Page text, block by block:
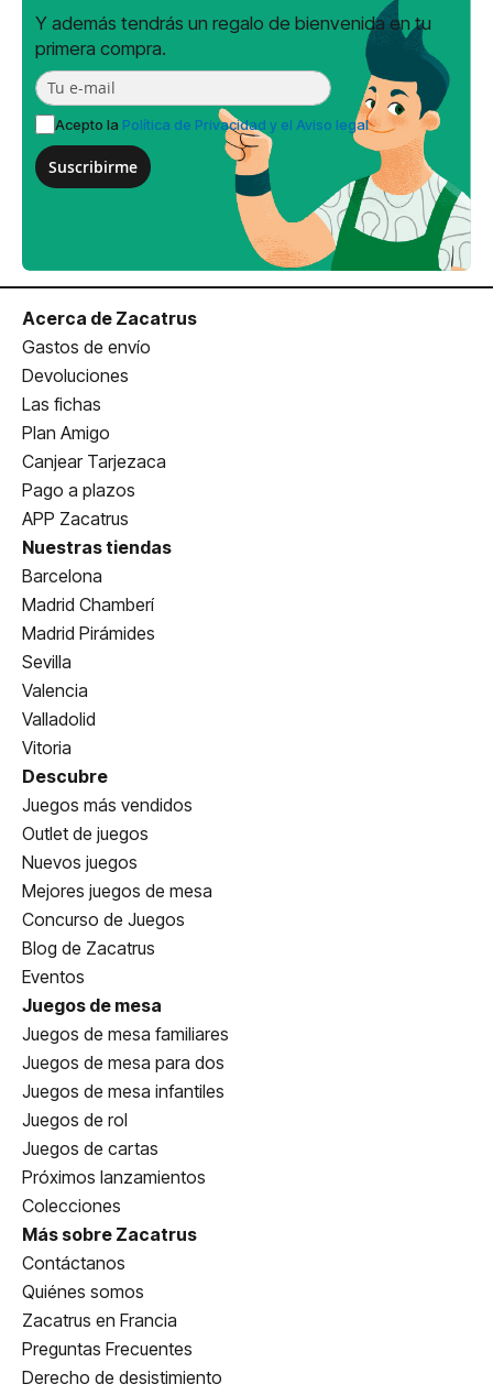
Y además tendrás un regalo de bienvenida en tu
primera compra.
Acepto la Política de Privacidad y el Aviso legal
Suscribirme
Acerca de Zacatrus
Gastos de envío
Devoluciones
Las fichas
Plan Amigo
Canjear Tarjezaca
Pago a plazos
APP Zacatrus
Nuestras tiendas
Barcelona
Madrid Chamberí
Madrid Pirámides
Sevilla
Valencia
Valladolid
Vitoria
Descubre
Juegos más vendidos
Outlet de juegos
Nuevos juegos
Mejores juegos de mesa
Concurso de Juegos
Blog de Zacatrus
Eventos
Juegos de mesa
Juegos de mesa familiares
Juegos de mesa para dos
Juegos de mesa infantiles
Juegos de rol
Juegos de cartas
Próximos lanzamientos
Colecciones
Más sobre Zacatrus
Contáctanos
Quiénes somos
Zacatrus en Francia
Preguntas Frecuentes
Derecho de desistimiento